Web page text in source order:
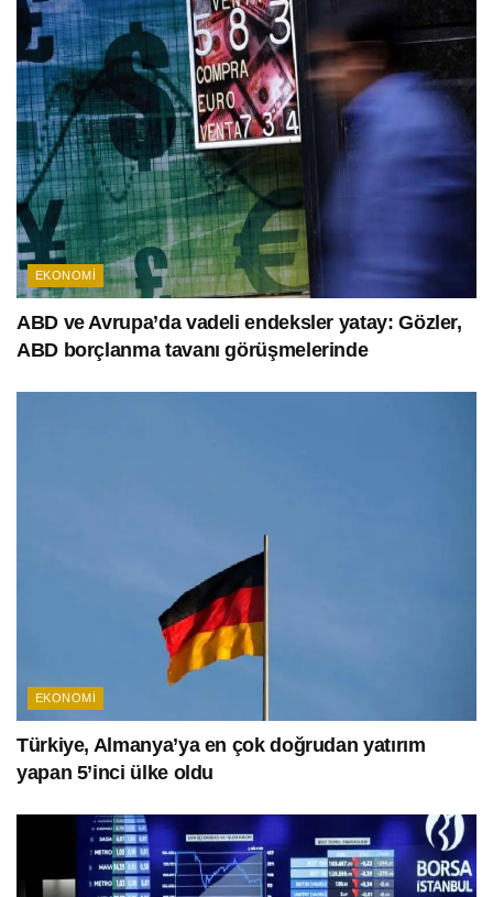
EKONOMI
ABD ve Avrupa’da vadeli endeksler yatay: Gözler,
ABD borçlanma tavanı görüşmelerinde
EKONOMI
Türkiye, Almanya’ya en çok doğrudan yatırım
yapan 5’inci ülke oldu